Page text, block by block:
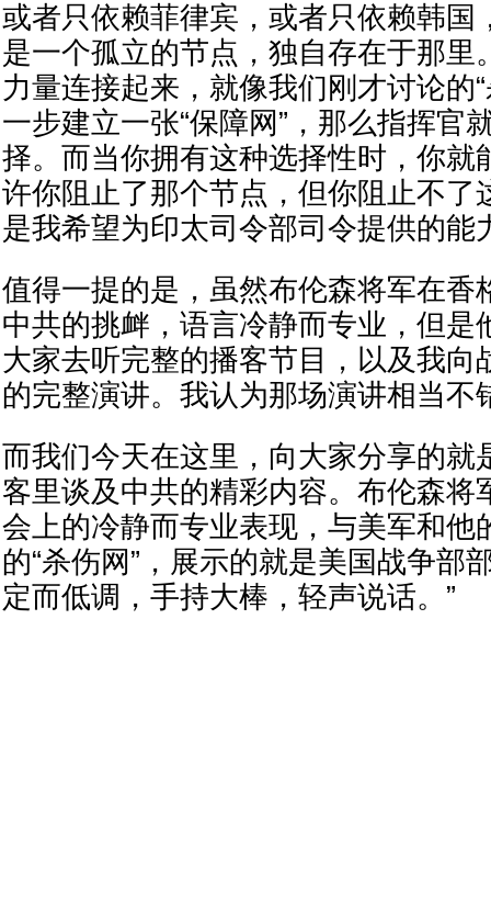
或者只依赖菲律宾，或者只依赖韩国
是一个孤立的节点，独自存在于那里
力量连接起来，就像我们刚才讨论的
一步建立一张“保障网”，那么指挥官
择。而当你拥有这种选择性时，你就
许你阻止了那个节点，但你阻止不了
是我希望为印太司令部司令提供的能
值得一提的是，虽然布伦森将军在香
中共的挑衅，语言冷静而专业，但是
大家去听完整的播客节目，以及我向
的完整演讲。我认为那场演讲相当不
而我们今天在这里，向大家分享的就
客里谈及中共的精彩内容。布伦森将
会上的冷静而专业表现，与美军和他
的“杀伤网”，展示的就是美国战争部
定而低调，手持大棒，轻声说话。”